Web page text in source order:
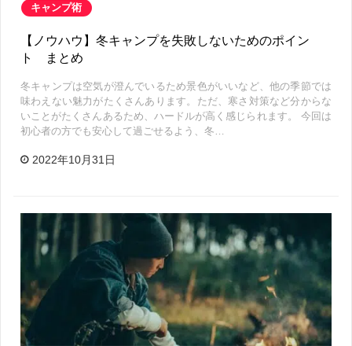
キャンプ術
【ノウハウ】冬キャンプを失敗しないためのポイン
ト まとめ
冬キャンプは空気が澄んでいるため景色がいいなど、他の季節では
味わえない魅力がたくさんあります。ただ、寒さ対策など分からな
いことがたくさんあるため、ハードルが高く感じられます。 今回は
初心者の方でも安心して過ごせるよう、冬…
2022年10月31日